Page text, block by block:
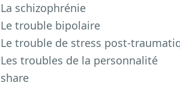
La schizophrénie
Le trouble bipolaire
Le trouble de stress post-
Les troubles de la personnalité
share